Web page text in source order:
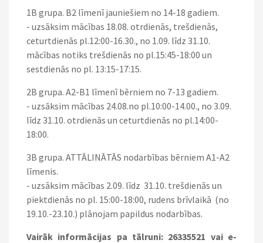
1B grupa. B2 līmenī jauniešiem no 14-18 gadiem.
- uzsāksim mācības 18.08. otrdienās, trešdienās,
ceturtdienās pl.12:00-16.30., no 1.09. līdz 31.10.
mācības notiks trešdienās no pl.15:45-18:00 un
sestdienās no pl. 13:15-17:15.
2B grupa. A2-B1 līmenī bērniem no 7-13 gadiem.
- uzsāksim mācības 24.08.no pl.10:00-14.00., no 3.09.
līdz 31.10. otrdienās un ceturtdienās no pl.14:00-
18:00.
3B grupa. ATTĀLINĀTĀS nodarbības bērniem A1-A2
līmenis.
- uzsāksim mācības 2.09. līdz 31.10. trešdienās un
piektdienās no pl. 15:00-18:00, rudens brīvlaikā (no
19.10.-23.10.) plānojam papildus nodarbības.
Vairāk informācijas pa tālruni: 26335521 vai e-